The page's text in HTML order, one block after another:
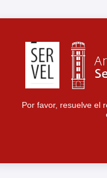
Por favor, resuelve el